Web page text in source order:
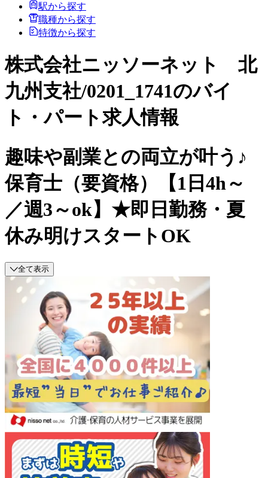
駅から探す
職種から探す
特徴から探す
株式会社ニッソーネット 北
九州支社/0201_1741のバイ
ト・パート求人情報
趣味や副業との両立が叶う♪
保育士（要資格）【1日4h～
／週3～ok】★即日勤務・夏
休み明けスタートOK
全て表示